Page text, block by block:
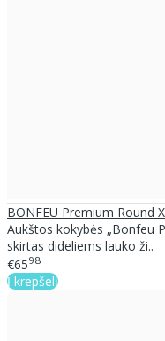
BONFEU Premium Round
Aukštos kokybės „Bonfeu
skirtas dideliems lauko ži..
€6598
Į krepšelį